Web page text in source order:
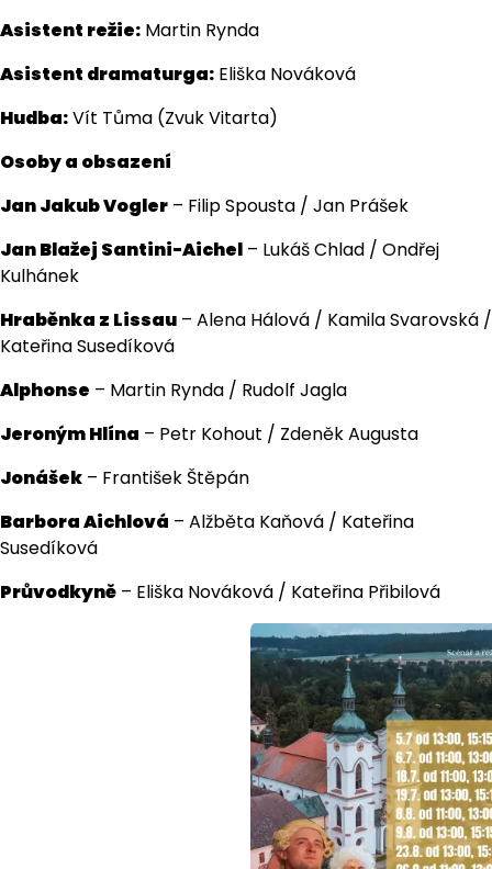
Asistent režie: Martin Rynda
Asistent dramaturga: Eliška Nováková
Hudba:Vít Tůma (Zvuk Vitarta)
Osoby a obsazení
Jan Jakub Vogler – Filip Spousta / Jan Prášek
Jan Blažej Santini-Aichel – Lukáš Chlad / Ondřej
Kulhánek
Hraběnka z Lissau – Alena Hálová / Kamila Svarovská /
Kateřina Susedíková
Alphonse – Martin Rynda / Rudolf Jagla
Jeroným Hlína – Petr Kohout / Zdeněk Augusta
Jonášek – František Štěpán
Barbora Aichlová – Alžběta Kaňová / Kateřina
Susedíková
Průvodkyně – Eliška Nováková / Kateřina Přibilová